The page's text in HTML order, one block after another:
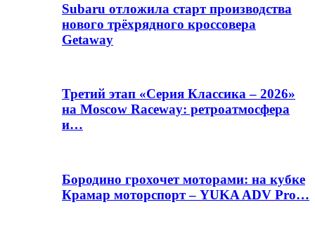
Subaru отложила старт производства
нового трёхрядного кроссовера
Getaway
Третий этап «Серия Классика – 2026»
на Moscow Raceway: ретроатмосфера
и…
Бородино грохочет моторами: на кубке
Крамар моторспорт – YUKA ADV Pro…